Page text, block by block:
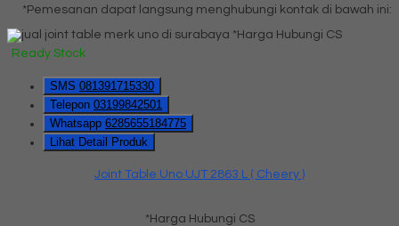
*Pemesanan dapat langsung menghubungi kontak di bawah ini:
*Harga Hubungi CS
Ready Stock
SMS 081391715330
Telepon 03199842501
Whatsapp 6285655184775
Lihat Detail Produk
Joint Table Uno UJT 2863 L ( Cheery )
*Harga Hubungi CS